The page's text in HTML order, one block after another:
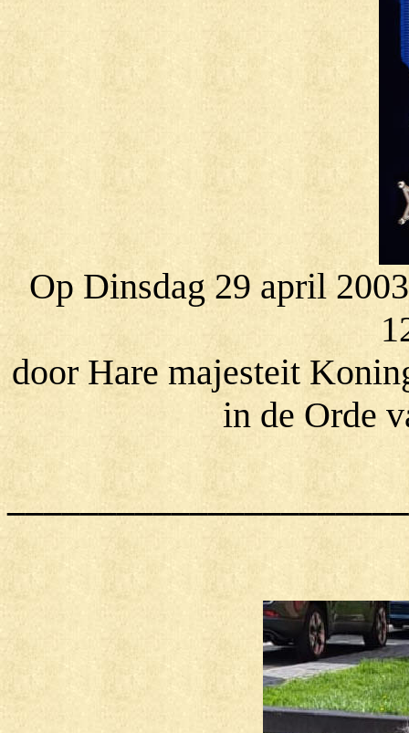
Op Dinsdag 29 april
door Hare majesteit
in de Orde